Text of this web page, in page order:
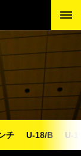
チ U-18/B U-